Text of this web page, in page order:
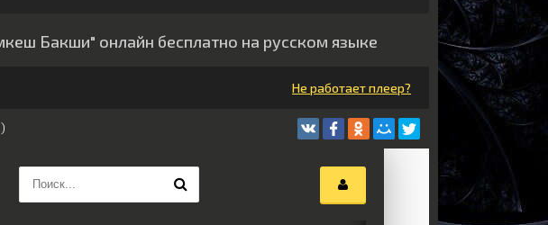
Бакши" онлайн бесплатно на русском языке
Не работает плеер?